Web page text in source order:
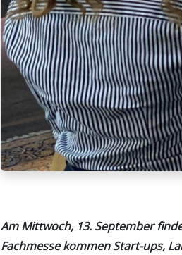
Am Mittwoch, 13. September
Fachmesse kommen Start-ups,